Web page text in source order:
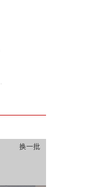
换一批